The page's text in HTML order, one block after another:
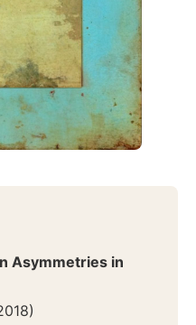
Asymmetries in
)